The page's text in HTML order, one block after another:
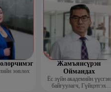
зөвлөх
Жамъянсүрэн
Оймандах
Ёс зүйн академийн үүсгэн
байгуулагч, Гүйцэтгэх